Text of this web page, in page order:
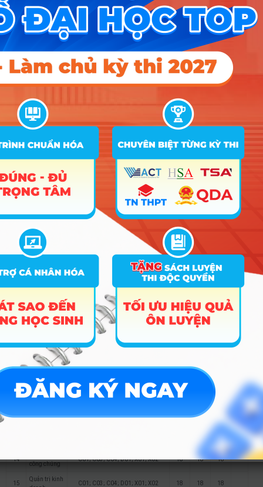
57
Quản lý tài
nguyên và
môi trường
B03; C01; C02; D01; X01; X02 15
STT Tổ hợp
Điểm Chuẩn
2025 2024 2023
điện ảnh,
truyền hình
18
Thiết kế đồ
C01; C03; C04; D01; H01; X02
5
Nghệ thuật
số
18
6
Anh
C00; D01; D03; D04; D06; D11;
D14; D15; D43; D44; D45; D53;
D54; D55; D63; D64; D65; DD2;
DH1; DH3; DH5; X01
18 18 18
7
Ngôn ngữ
C00; D01; D03; D04; D06; D11;
D14; D15; D43; D44; D45; D53;
D54; D55; D63; D64; D65; DD2;
DH1; DH3; DH5; X01
18 18 18
Nhật
C00; D01; D03; D04; D06; D11;
D14; D15; D43; D44; D45; D53;
D54; D55; D63; D64; D65; DD2;
DH1; DH3; DH5; X01
Hàn Quốc
C00; D01; D03; D04; D06; D11;
D14; D15; D43; D44; D45; D53;
D54; D55; D63; D64; D65; DD2;
Kinh tế quốc
18
11 Kinh tế số C01; C03; C04; D01; X01; X02 18
14
công chúng
C01; C03; C04; D01; X01; X02 18 18 18
15
Quản trị kinh
C01; C03; C04; D01; X01; X02 18 18 18